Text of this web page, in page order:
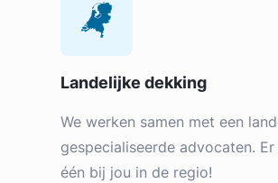
Landelijke dekking
We werken samen met een
gespecialiseerde advocaten.
één bij jou in de regio!